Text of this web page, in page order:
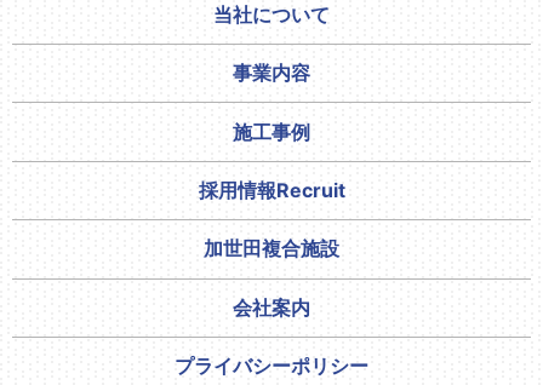
当社について
事業内容
施工事例
採用情報Recruit
加世田複合施設
会社案内
プライバシーポリシー